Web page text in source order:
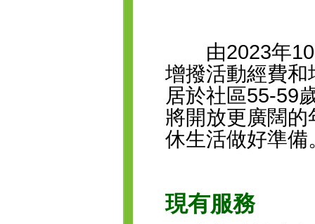
由2023年10
增撥活動經費
居於社區55-59
將開放更廣闊
休生活做好準備
現有服務